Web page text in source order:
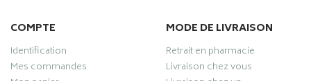
COMPTE
Identification
Mes commandes
MODE DE LIVRAISON
Retrait en pharmacie
Livraison chez vous